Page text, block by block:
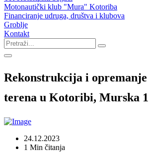
Motonautički klub "Mura" Kotoriba
Financiranje udruga, društva i klubova
Groblje
Kontakt
Rekonstrukcija i opremanje
terena u Kotoribi, Murska 1
24.12.2023
1 Min čitanja